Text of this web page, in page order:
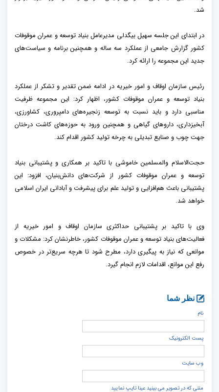
شد.
در ابتدای این جلسه سهیل بیگدلی مدیرعامل بنیاد توسعه و عمران موقوفات
کشور گزارش جامعی از عملکرد سه ساله و همچنین برنامه و سیاست‌های
جدید این مجموعه را ارائه کرد.
رئیس سازمان اوقاف و امور خیریه در ادامه ضمن تقدیر و تشکر از عملکرد
بنیاد توسعه و عمران موقوفات کشور، اظهار کرد: این مجموعه ظرفیت
مناسبی دارد و باید نسبت به توسعه زنجیره‌های دامپروری، کشاورزی،
آبخیزداری، داروهای گیاهی و همچنین ورود به حوزه‌های کاشت درختان
جهت چوب و صنایع تبدیلی به چرخه تولید کشور اقدام کند.
حجت‌الاسلام والمسلمین خاموشی با تاکید بر همکاری و پشتیبانی بنیاد
توسعه و عمران موقوفات کشور از شرکت‌های دانش‌بنیان، افزود: این
پشتیبانی باعث هم‌افزایی و تولید علم برای پیشرفت و آبادانی ایران اسلامی
خواهد شد.
وی با تاکید بر پشتیبانی حداکثری سازمان اوقاف و امور خیریه از
فعالیت‌های بنیاد توسعه و عمران موقوفات کشور، خاطرنشان کرد: مشکلات و
موانعی که نیاز به پیگیری دارد، مطرح شود تا هرچه سریع‌تر در خصوص
رفع این موانع، اقدامات لازم انجام گیرد.
نظر شما
نام
پست الكترونيک
وب سایت
متنی که در تصویر می بینید عینا تایپ نمایید